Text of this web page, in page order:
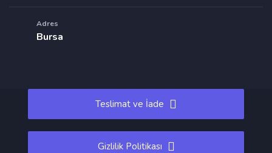
Adres
Bursa
Teslimat ve İade
Gizlilik Politikası